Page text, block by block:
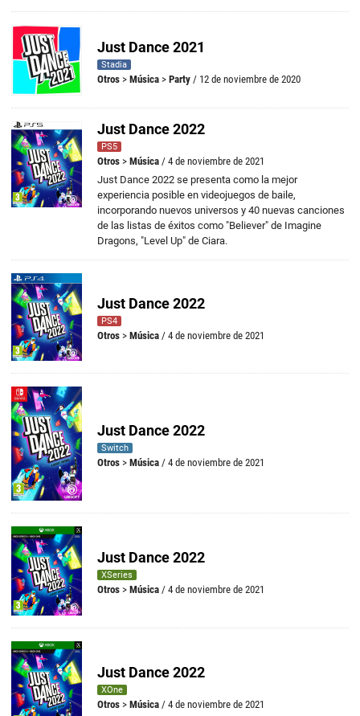
Just Dance 2021
Stadia
Otros > Música > Party / 12 de noviembre de 2020
Just Dance 2022
PS5
Otros > Música / 4 de noviembre de 2021
Just Dance 2022 se presenta como la mejor
experiencia posible en videojuegos de baile,
incorporando nuevos universos y 40 nuevas canciones
de las listas de éxitos como "Believer" de Imagine
Dragons, "Level Up" de Ciara.
Just Dance 2022
PS4
Otros > Música / 4 de noviembre de 2021
Just Dance 2022
Switch
Otros > Música / 4 de noviembre de 2021
Just Dance 2022
XSeries
Otros > Música / 4 de noviembre de 2021
Just Dance 2022
XOne
Otros > Música / 4 de noviembre de 2021